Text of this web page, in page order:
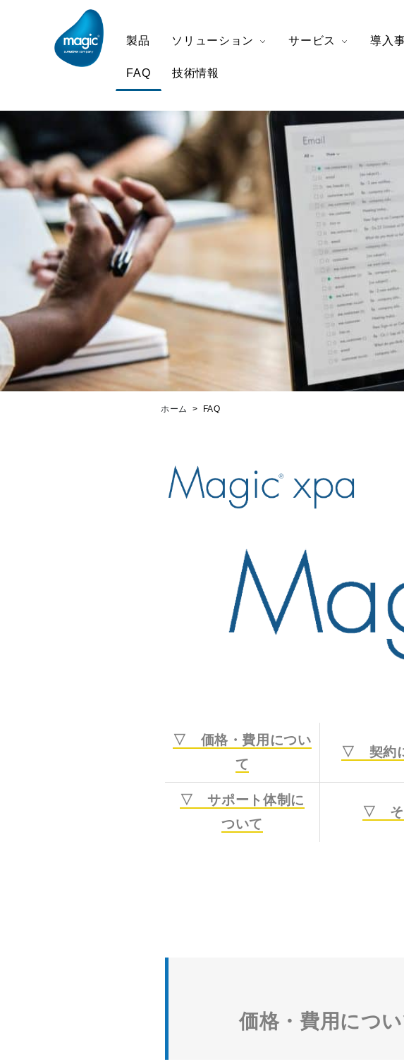
製品 ソリューション サービス 導入
FAQ 技術情報
ホーム FAQ
▽ 価格・費用につい
て
▽ 契約
▽ サポート体制に
ついて
▽ そ
価格・費用につ